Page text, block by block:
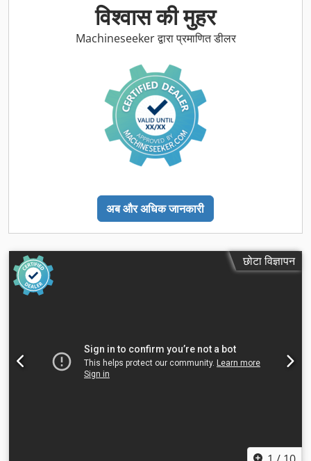
विश्वास की मुहर
Machineseeker द्वारा प्रमाणित डीलर
अब और अधिक जानकारी
छोटा विज्ञापन